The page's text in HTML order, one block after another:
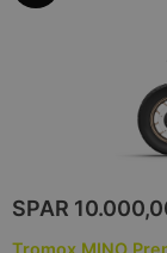
SPAR